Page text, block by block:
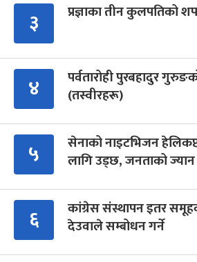
३ प्रज्ञाका तीन कुलपतिको
४
पर्वतारोही पुरबहादुर
(तस्वीरहरू)
५
सेनाको नाइटभिजन
लागि उड्छ, जनताको
६
कांग्रेस संस्थापन इतर
देउवाले सम्बोधन गर्ने